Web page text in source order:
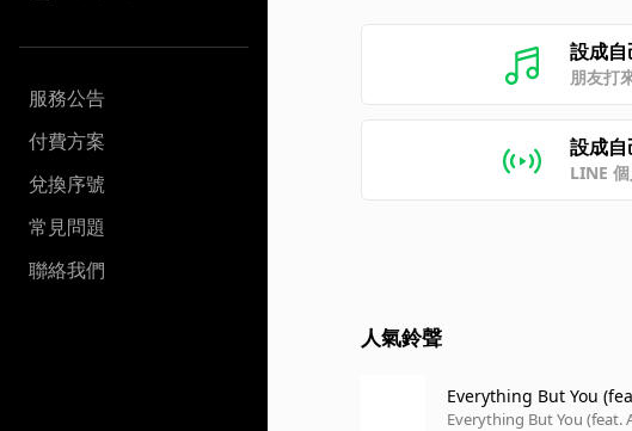
服務公告
付費方案
兌換序號
常見問題
聯絡我們
設成
朋友打
設成
LINE
人氣鈴聲
Everything But You
Everything But You (feat.